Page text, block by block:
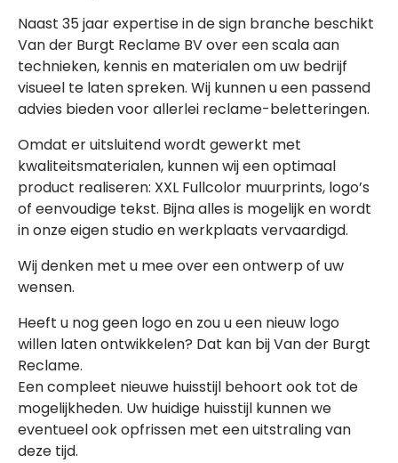
Naast 35 jaar expertise in de sign branche beschikt
Van der Burgt Reclame BV over een scala aan
technieken, kennis en materialen om uw bedrijf
visueel te laten spreken. Wij kunnen u een passend
advies bieden voor allerlei reclame-beletteringen.
Omdat er uitsluitend wordt gewerkt met
kwaliteitsmaterialen, kunnen wij een optimaal
product realiseren: XXL Fullcolor muurprints, logo’s
of eenvoudige tekst. Bijna alles is mogelijk en wordt
in onze eigen studio en werkplaats vervaardigd.
Wij denken met u mee over een ontwerp of uw
wensen.
Heeft u nog geen logo en zou u een nieuw logo
willen laten ontwikkelen? Dat kan bij Van der Burgt
Reclame.
Een compleet nieuwe huisstijl behoort ook tot de
mogelijkheden. Uw huidige huisstijl kunnen we
eventueel ook opfrissen met een uitstraling van
deze tijd.